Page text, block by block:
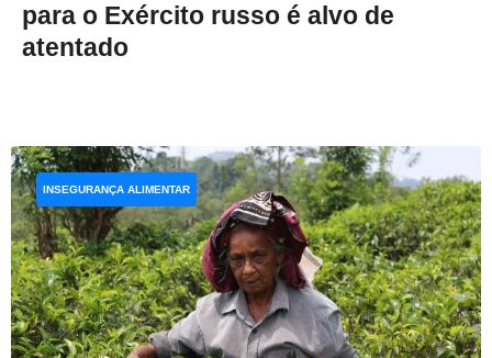
para o Exército russo é alvo de
atentado
INSEGURANÇA ALIMENTAR